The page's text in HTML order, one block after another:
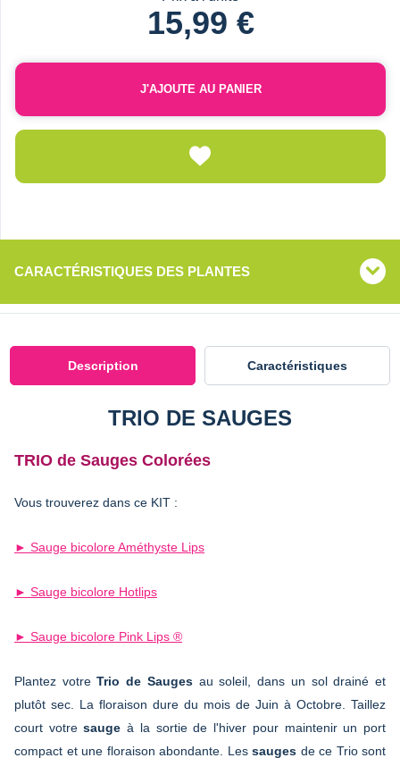
15,99 €
J'AJOUTE AU PANIER
CARACTÉRISTIQUES DES PLANTES
Description Caractéristiques
TRIO DE SAUGES
TRIO de Sauges Colorées
Vous trouverez dans ce KIT :
► Sauge bicolore Améthyste Lips
► Sauge bicolore Hotlips
► Sauge bicolore Pink Lips ®
Plantez votreTrio de Saugesau soleil, dans un sol drainé et
plutôt sec. La floraison dure du mois de Juin à Octobre. Taillez
court votresauge à la sortie de l'hiver pour maintenir un port
compact et une floraison abondante. Les sauges de ce Trio sont